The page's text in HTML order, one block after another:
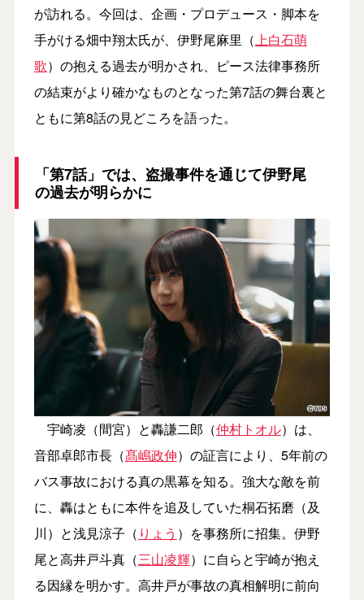
が訪れる。今回は、企画・プロデュース・脚本を
手がける畑中翔太氏が、伊野尾麻里（上白石萌
歌）の抱える過去が明かされ、ピース法律事務所
の結束がより確かなものとなった第7話の舞台裏と
ともに第8話の見どころを語った。
「第7話」では、盗撮事件を通じて伊野尾
の過去が明らかに
宇崎凌（間宮）と轟謙二郎（仲村トオル）は、
音部卓郎市長（髙嶋政伸）の証言により、5年前の
バス事故における真の黒幕を知る。強大な敵を前
に、轟はともに本件を追及していた桐石拓磨（及
川）と浅見涼子（ りょう ）を事務所に招集。伊野
尾と高井戸斗真（三山凌輝）に自らと宇崎が抱え
る因縁を明かす。高井戸が事故の真相解明に前向